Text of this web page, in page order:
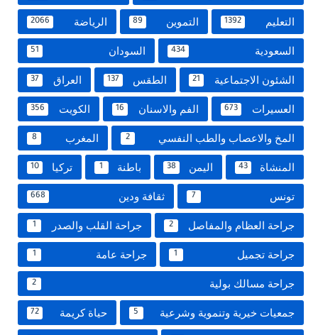
التعليم 1392 التموين 89 الرياضة 2066
السعودية 434 السودان 51
الشئون الاجتماعية 21 الطقس 137 العراق 37
العسيرات 673 الفم والاسنان 16 الكويت 356
المخ والاعصاب والطب النفسي 2 المغرب 8
المنشاة 43 اليمن 38 باطنة 1 تركيا 10
تونس 7 ثقافة ودين 668
جراحة العظام والمفاصل 2 جراحة القلب والصدر 1
جراحة تجميل 1 جراحة عامة 1
جراحة مسالك بولية 2
جمعيات خيرية وتنموية وشرعية 5 حياة كريمة 72